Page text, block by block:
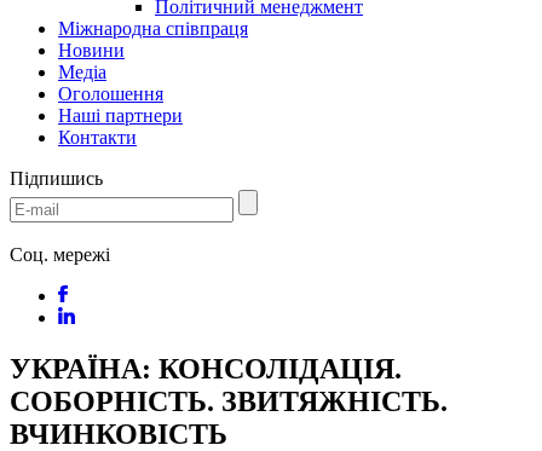
Політичний менеджмент
Міжнародна співпраця
Новини
Медіa
Оголошення
Наші партнери
Контакти
Підпишись
Соц. мережі
УКРАЇНА: КОНСОЛІДАЦІЯ.
СОБОРНІСТЬ. ЗВИТЯЖНІСТЬ.
ВЧИНКОВІСТЬ